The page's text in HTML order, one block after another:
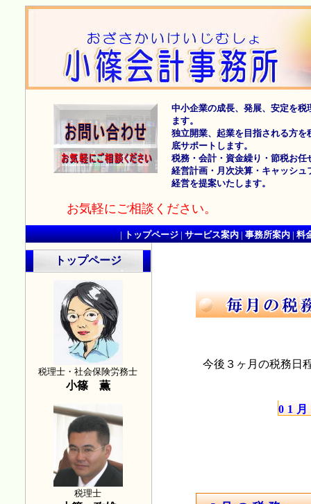
中小企業の成長、発展、安定を税
ます。
独立開業、起業を目指される方を
底サポートします。
税務・会計・資金繰り・節税お任
経営計画・月次決算・キャッシュ
経営を提案いたします。
お気軽にご相談ください。
| トップページ | サービス案内 | 事務所案内 | 料
今後３ヶ月の税務日
01
トップページ
税理士・社会保険労務士
小篠 薫
税理士